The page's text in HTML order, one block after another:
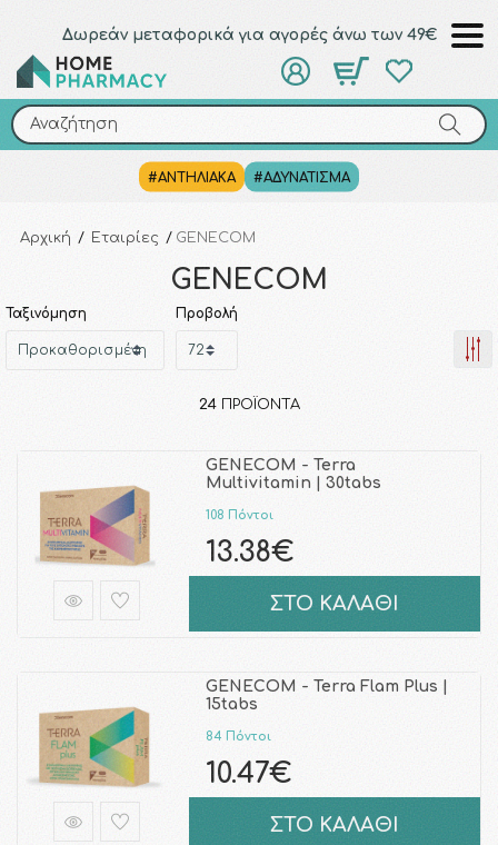
Δωρεάν μεταφορικά για αγορές άνω των 49€
Αναζήτηση
#ΑΝΤΗΛΙΑΚΑ #ΑΔΥΝΑΤΙΣΜΑ
Αναζήτηση
Αρχική / Εταιρίες / GENECOM
GENECOM
Ταξινόμηση Προβολή
24ΠΡΟΪΌΝΤΑ
GENECOM - Terra
Multivitamin | 30tabs
108 Πόντοι
13.38€
ΣΤΟ ΚΑΛΑΘΙ
GENECOM - Terra Flam Plus |
15tabs
84 Πόντοι
10.47€
ΣΤΟ ΚΑΛΑΘΙ